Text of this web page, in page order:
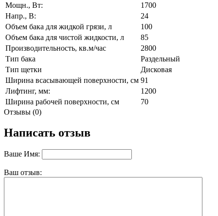
Мощн., Вт:
1700
Напр., В:
24
Объем бака для жидкой грязи, л
100
Объем бака для чистой жидкости, л
85
Производительность, кв.м/час
2800
Тип бака
Раздельный
Тип щетки
Дисковая
Ширина всасывающей поверхности, см 91
Лифтинг, мм:
1200
Ширина рабочей поверхности, см
70
Отзывы (0)
Написать отзыв
Ваше Имя:
Ваш отзыв: